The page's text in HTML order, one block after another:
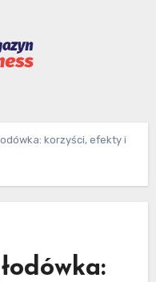
korzyści, efekty i